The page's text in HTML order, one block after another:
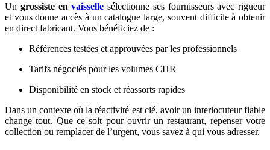
Un grossiste envaisselle sélectionne ses fournisseurs avec rigueur
et vous donne accès à un catalogue large, souvent difficile à obtenir
en direct fabricant. Vous bénéficiez de :
Références testées et approuvées par les professionnels
Tarifs négociés pour les volumes CHR
Disponibilité en stock et réassorts rapides
Dans un contexte où la réactivité est clé, avoir un interlocuteur fiable
change tout. Que ce soit pour ouvrir un restaurant, repenser votre
collection ou remplacer de l’urgent, vous savez à qui vous adresser.